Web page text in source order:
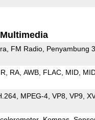
Multimedia
FM Radio Penyambung
RA AWB FLAC MID
MPEG-4 VP8 VP9